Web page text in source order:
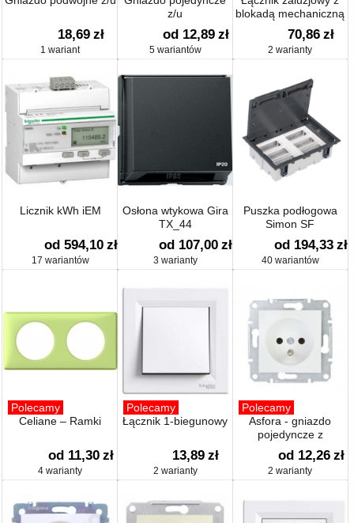
18,69 zł
1 wariant
z/u
od 12,89 zł
5 wariantów
blokadą mechaniczną
70,86 zł
2 warianty
Licznik kWh iEM
od 594,10 zł
17 wariantów
Osłona wtykowa Gira
TX_44
od 107,00 zł
3 warianty
Puszka podłogowa
Simon SF
od 194,33 zł
40 wariantów
Polecamy
Celiane – Ramki
od 11,30 zł
4 warianty
Polecamy
Łącznik 1-biegunowy
13,89 zł
2 warianty
Polecamy
Asfora - gniazdo
pojedyncze z
uziemieniem
od 12,26 zł
2 warianty